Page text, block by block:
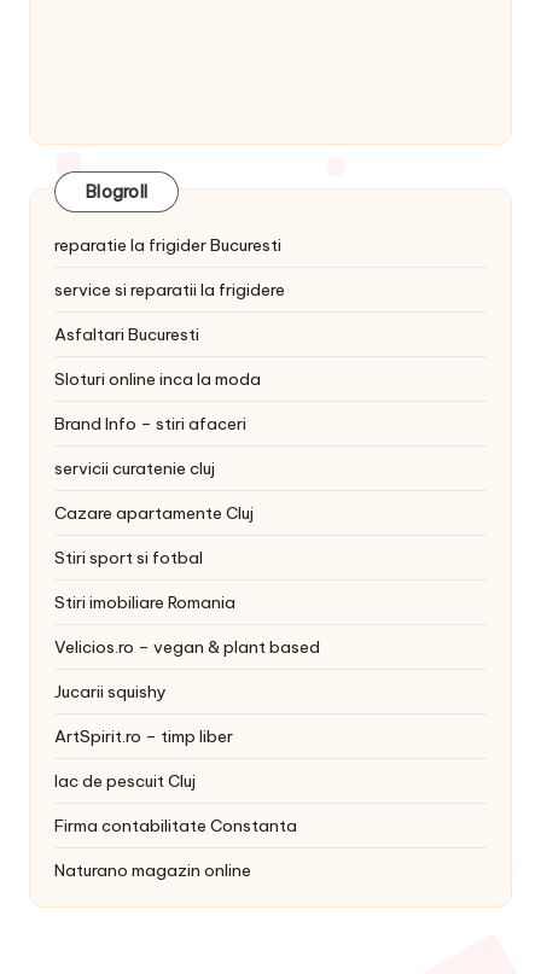
Blogroll
reparatie la frigider Bucuresti
service si reparatii la frigidere
Asfaltari Bucuresti
Sloturi online inca la moda
Brand Info – stiri afaceri
servicii curatenie cluj
Cazare apartamente Cluj
Stiri sport si fotbal
Stiri imobiliare Romania
Velicios.ro – vegan & plant based
Jucarii squishy
ArtSpirit.ro – timp liber
lac de pescuit Cluj
Firma contabilitate Constanta
Naturano magazin online